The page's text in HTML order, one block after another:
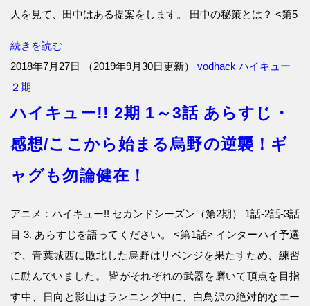
人を見て、田中はある提案をします。 田中の秘策とは？ <第5
続きを読む
2018年7月27日
（2019年9月30日更新） vodhack ハイキュー
２期
ハイキュー!! 2期 1～3話 あらすじ・
感想/ここから始まる烏野の逆襲！ギ
ャグも勿論健在！
アニメ：ハイキュー!! セカンドシーズン（第2期） 1話-2話-3話
目 3. あらすじを語ってください。 <第1話> インターハイ予選
で、青葉城西に敗北した烏野はリベンジを果たすため、練習
に励んでいました。 皆がそれぞれの武器を磨いて頂点を目指
す中、日向と影山はランニング中に、白鳥沢の絶対的なエー